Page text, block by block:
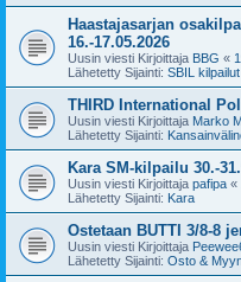
Haastajasarjan
16.-17.05.2026
Uusin viesti Kirjoittaja BBG «
Lähetetty Sijainti: SBIL
THIRD International
Uusin viesti Kirjoittaja Marko
Lähetetty Sijainti:
Kara SM-kilpailu 30.-
Uusin viesti Kirjoittaja pafipa «
Lähetetty Sijainti: Kara
Ostetaan BUTTI 3/8-8
Uusin viesti Kirjoittaja
Lähetetty Sijainti: Osto &